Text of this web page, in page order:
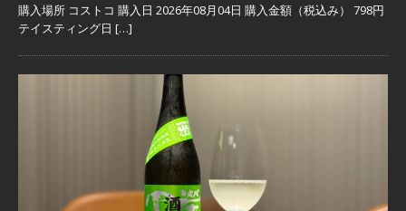
購入場所 コストコ 購入日 2026年08月04日 購入金額（税込み） 798円
テイスティング日 […]